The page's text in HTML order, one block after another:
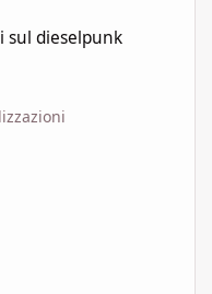
sul dieselpunk